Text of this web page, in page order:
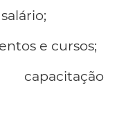
e cursos;